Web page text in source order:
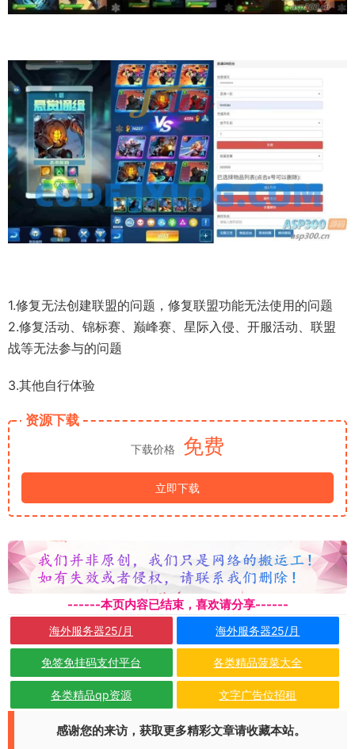
1.修复无法创建联盟的问题，修复联盟功能无法使用的问题
2.修复活动、锦标赛、巅峰赛、星际入侵、开服活动、联盟
战等无法参与的问题
3.其他自行体验
资源下载
下载价格 免费
立即下载
------本页内容已结束，喜欢请分享------
海外服务器25/月 海外服务器25/月
免签免挂码支付平台 各类精品菠菜大全
各类精品qp资源 文字广告位招租
感谢您的来访，获取更多精彩文章请收藏本站。